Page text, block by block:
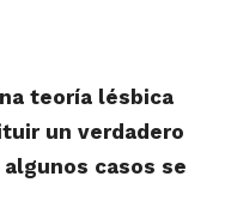
teoría lésbica
un verdadero
casos se